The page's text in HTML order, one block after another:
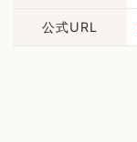
公式URL